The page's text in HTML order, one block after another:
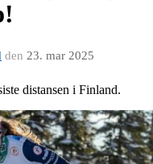
den 23. mar 2025
distansen i Finland.